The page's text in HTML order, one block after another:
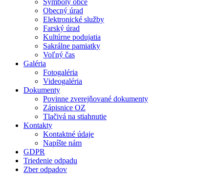
Symboly obce
Obecný úrad
Elektronické služby
Farský úrad
Kultúrne podujatia
Sakrálne pamiatky
Voľný čas
Galéria
Fotogaléria
Videogaléria
Dokumenty
Povinne zverejňované dokumenty
Zápisnice OZ
Tlačivá na stiahnutie
Kontakty
Kontaktné údaje
Napíšte nám
GDPR
Triedenie odpadu
Zber odpadov